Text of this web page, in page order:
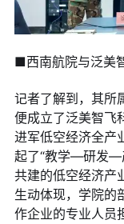
■西南航院与泛美
记者了解到，其所
便成立了泛美智飞
进军低空经济全产
起了“教学—研发—
共建的低空经济产
生动体现，学院的
作企业的专业人员